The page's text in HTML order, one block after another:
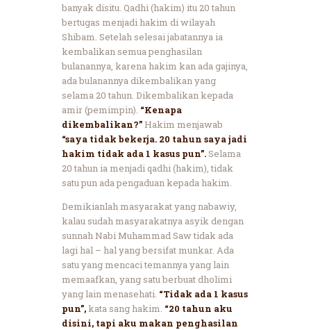
banyak disitu. Qadhi (hakim) itu 20 tahun
bertugas menjadi hakim di wilayah
Shibam. Setelah selesai jabatannya ia
kembalikan semua penghasilan
bulanannya, karena hakim kan ada gajinya,
ada bulanannya dikembalikan yang
selama 20 tahun. Dikembalikan kepada
amir (pemimpin). “Kenapa
dikembalikan?”Hakim menjawab
“saya tidak bekerja. 20 tahun saya jadi
hakim tidak ada 1 kasus pun”.Selama
20 tahun ia menjadi qadhi (hakim), tidak
satu pun ada pengaduan kepada hakim.
Demikianlah masyarakat yang nabawiy,
kalau sudah masyarakatnya asyik dengan
sunnah Nabi Muhammad Saw tidak ada
lagi hal – hal yang bersifat munkar. Ada
satu yang mencaci temannya yang lain
memaafkan, yang satu berbuat dholimi
yang lain menasehati. “Tidak ada 1 kasus
pun”,kata sang hakim. “20 tahun aku
disini, tapi aku makan penghasilan